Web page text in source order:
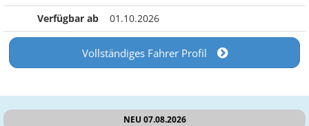
Verfügbar ab
01.10.2026
Vollständiges Fahrer Profil
NEU 07.08.2026